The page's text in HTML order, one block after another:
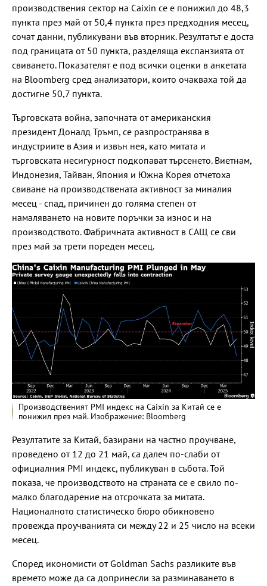
производствения сектор на Caixin се е понижил до 48,3
пункта през май от 50,4 пункта през предходния месец,
сочат данни, публикувани във вторник. Резултатът е доста
под границата от 50 пункта, разделяща експанзията от
свиването. Показателят е под всички оценки в анкетата
на Bloomberg сред анализатори, които очакваха той да
достигне 50,7 пункта.
Търговската война, започната от американския
президент Доналд Тръмп, се разпространява в
индустриите в Азия и извън нея, като митата и
търговската несигурност подкопават търсенето. Виетнам,
Индонезия, Тайван, Япония и Южна Корея отчетоха
свиване на производствената активност за миналия
месец - спад, причинен до голяма степен от
намаляването на новите поръчки за износ и на
производството. Фабричната активност в САЩ се сви
през май за трети пореден месец.
Производственият PMI индекс на Caixin за Китай се е
понижил през май. Изображение: Bloomberg
Резултатите за Китай, базирани на частно проучване,
проведено от 12 до 21 май, са далеч по-слаби от
официалния PMI индекс, публикуван в събота. Той
показа, че производството на страната се е свило по-
малко благодарение на отсрочката за митата.
Националното статистическо бюро обикновено
провежда проучванията си между 22 и 25 число на всеки
месец.
Според икономисти от Goldman Sachs разликите във
времето може да са допринесли за разминаването в